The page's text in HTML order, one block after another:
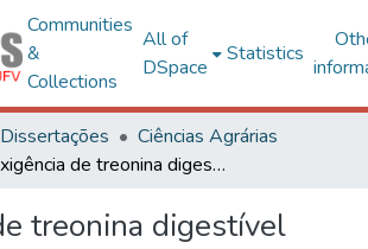
Communities
&
Collections
All of
DSpace
Statistics
Ciências Agrárias
Exigência de treonina digestível para suínos machos castrados, de alto potencial genético, na fase de terminação
treonina digestível